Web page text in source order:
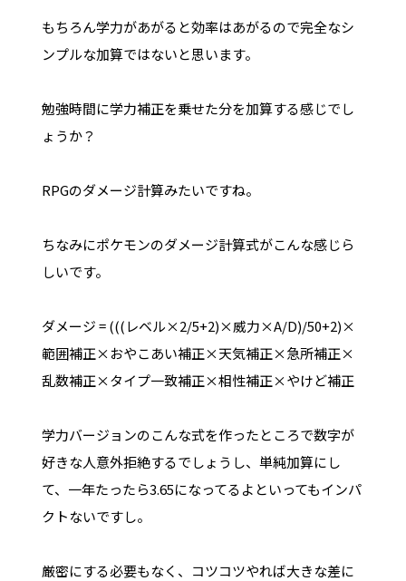
もちろん学力があがると効率はあがるので完全なシ
ンプルな加算ではないと思います。
勉強時間に学力補正を乗せた分を加算する感じでし
ょうか？
RPGのダメージ計算みたいですね。
ちなみにポケモンのダメージ計算式がこんな感じら
しいです。
ダメージ = (((レベル×2/5+2)×威力×A/D)/50+2)×
範囲補正×おやこあい補正×天気補正×急所補正×
乱数補正×タイプ一致補正×相性補正×やけど補正
学力バージョンのこんな式を作ったところで数字が
好きな人意外拒絶するでしょうし、単純加算にし
て、一年たったら3.65になってるよといってもインパ
クトないですし。
厳密にする必要もなく、コツコツやれば大きな差に